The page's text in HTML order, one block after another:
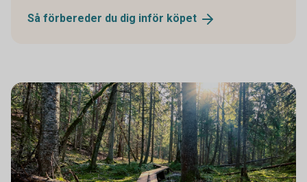
Så förbereder du dig inför köpet